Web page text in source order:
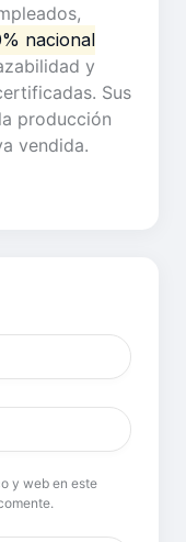
nacional
y
Sus
producción
vendida.
y web en este